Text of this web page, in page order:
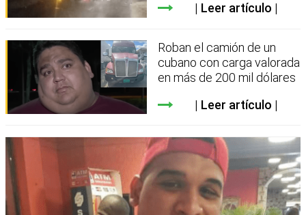
Leer artículo
Roban el camión de un
cubano con carga valorada
en más de 200 mil dólares
Leer artículo